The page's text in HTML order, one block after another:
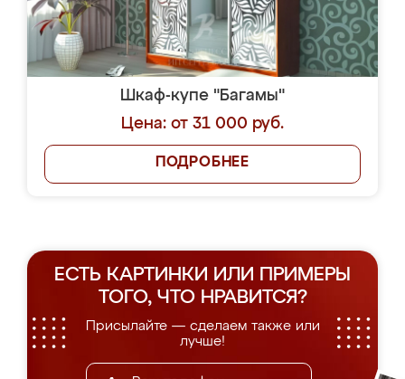
Шкаф-купе "Багамы"
Цена: от 31 000 руб.
ПОДРОБНЕЕ
ЕСТЬ КАРТИНКИ ИЛИ ПРИМЕРЫ
ТОГО, ЧТО НРАВИТСЯ?
Присылайте — сделаем также или
лучше!